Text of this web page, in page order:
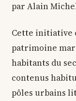
par Alain
Cette initiative
patrimoine
habitants du
contenus
pôles urbains